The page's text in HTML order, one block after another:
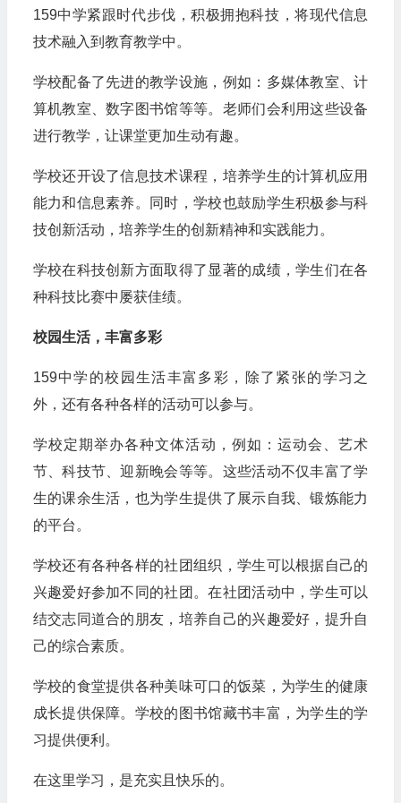
159中学紧跟时代步伐，积极拥抱科技，将现代信息
技术融入到教育教学中。
学校配备了先进的教学设施，例如：多媒体教室、计
算机教室、数字图书馆等等。老师们会利用这些设备
进行教学，让课堂更加生动有趣。
学校还开设了信息技术课程，培养学生的计算机应用
能力和信息素养。同时，学校也鼓励学生积极参与科
技创新活动，培养学生的创新精神和实践能力。
学校在科技创新方面取得了显著的成绩，学生们在各
种科技比赛中屡获佳绩。
校园生活，丰富多彩
159中学的校园生活丰富多彩，除了紧张的学习之
外，还有各种各样的活动可以参与。
学校定期举办各种文体活动，例如：运动会、艺术
节、科技节、迎新晚会等等。这些活动不仅丰富了学
生的课余生活，也为学生提供了展示自我、锻炼能力
的平台。
学校还有各种各样的社团组织，学生可以根据自己的
兴趣爱好参加不同的社团。在社团活动中，学生可以
结交志同道合的朋友，培养自己的兴趣爱好，提升自
己的综合素质。
学校的食堂提供各种美味可口的饭菜，为学生的健康
成长提供保障。学校的图书馆藏书丰富，为学生的学
习提供便利。
在这里学习，是充实且快乐的。